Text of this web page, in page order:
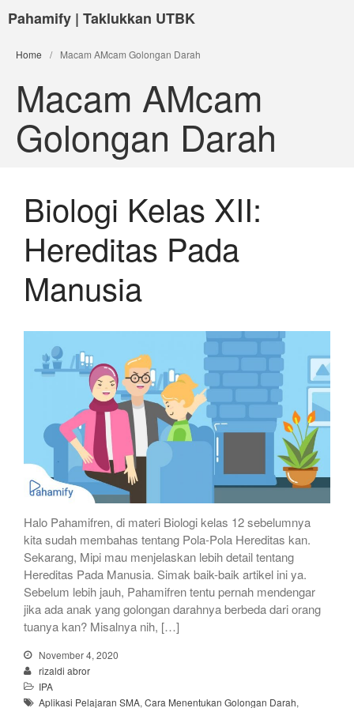
Pahamify | Taklukkan UTBK
Home / Macam AMcam Golongan Darah
Macam AMcam
Golongan Darah
Biologi Kelas XII:
Hereditas Pada
Manusia
Halo Pahamifren, di materi Biologi kelas 12 sebelumnya
kita sudah membahas tentang Pola-Pola Hereditas kan.
Sekarang, Mipi mau menjelaskan lebih detail tentang
Hereditas Pada Manusia. Simak baik-baik artikel ini ya.
Sebelum lebih jauh, Pahamifren tentu pernah mendengar
jika ada anak yang golongan darahnya berbeda dari orang
tuanya kan? Misalnya nih, […]
November 4, 2020
rizaldi abror
IPA
Aplikasi Pelajaran SMA, Cara Menentukan Golongan Darah,